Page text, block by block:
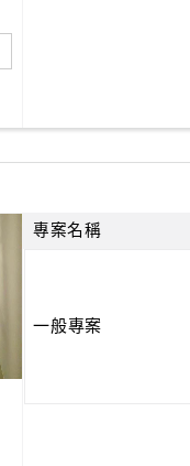
專案名稱
一般專案